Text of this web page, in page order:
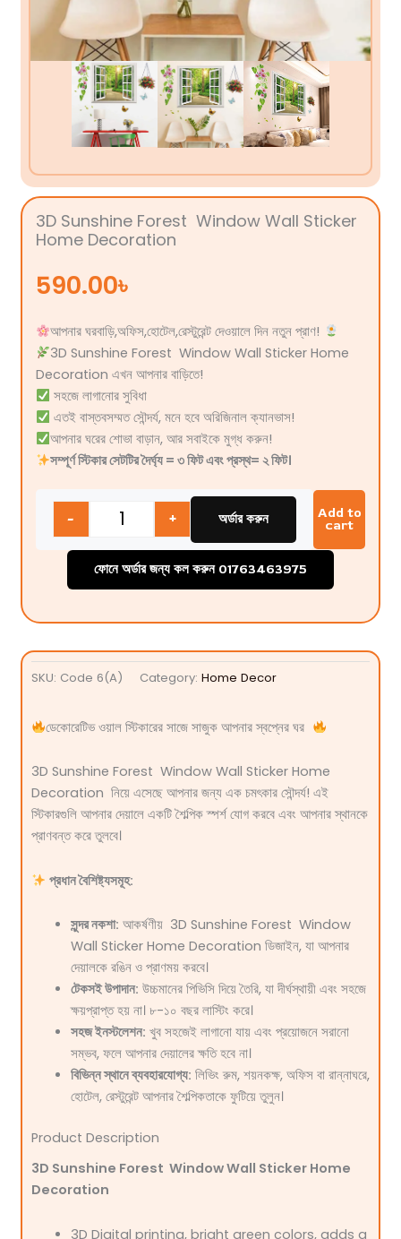
3D Sunshine Forest Window Wall Sticker
Home Decoration
590.00৳
আপনার ঘরবাড়ি,অফিস,হোটেল,রেস্টুরেন্ট দেওয়ালে দিন নতুন প্রাণ!
3D Sunshine Forest Window Wall Sticker Home
Decoration এখন আপনার বাড়িতে!
সহজে লাগানোর সুবিধা
এতই বাস্তবসম্মত সৌন্দর্য, মনে হবে অরিজিনাল ক্যানভাস!
আপনার ঘরের শোভা বাড়ান, আর সবাইকে মুগ্ধ করুন!
সম্পূর্ণ স্টিকার সেটটির দৈর্ঘ্য = ৩ ফিট এবং প্রস্থ= ২ ফিট।
- + অর্ডার করুন Add to
cart
ফোনে অর্ডার জন্য কল করুন 01763463975
SKU: Code 6(A) Category: Home Decor
ডেকোরেটিভ ওয়াল স্টিকারের সাজে সাজুক আপনার স্বপ্নের ঘর
3D Sunshine Forest Window Wall Sticker Home
Decoration নিয়ে এসেছে আপনার জন্য এক চমৎকার সৌন্দর্য! এই
স্টিকারগুলি আপনার দেয়ালে একটি শৈল্পিক স্পর্শ যোগ করবে এবং আপনার স্থানকে
প্রাণবন্ত করে তুলবে।
প্রধান বৈশিষ্ট্যসমূহ:
সুন্দর নকশা: আকর্ষণীয় 3D Sunshine Forest Window
Wall Sticker Home Decoration ডিজাইন, যা আপনার
দেয়ালকে রঙিন ও প্রাণময় করবে।
টেকসই উপাদান: উচ্চমানের পিভিসি দিয়ে তৈরি, যা দীর্ঘস্থায়ী এবং সহজে
ক্ষয়প্রাপ্ত হয় না। ৮-১০ বছর লাস্টিং করে।
সহজ ইনস্টলেশন: খুব সহজেই লাগানো যায় এবং প্রয়োজনে সরানো
সম্ভব, ফলে আপনার দেয়ালের ক্ষতি হবে না।
বিভিন্ন স্থানে ব্যবহারযোগ্য: লিভিং রুম, শয়নকক্ষ, অফিস বা রান্নাঘরে,
হোটেল, রেস্টুরেন্ট আপনার শৈল্পিকতাকে ফুটিয়ে তুলুন।
Product Description
3D Sunshine Forest Window Wall Sticker Home
Decoration
3D Digital printing, bright green colors, adds a